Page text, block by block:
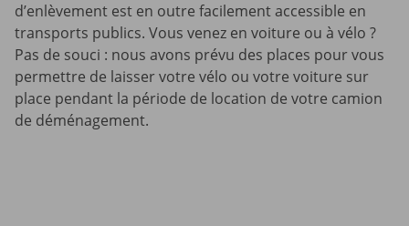
d’enlèvement est en outre facilement accessible en
transports publics. Vous venez en voiture ou à vélo ?
Pas de souci : nous avons prévu des places pour vous
permettre de laisser votre vélo ou votre voiture sur
place pendant la période de location de votre camion
de déménagement.